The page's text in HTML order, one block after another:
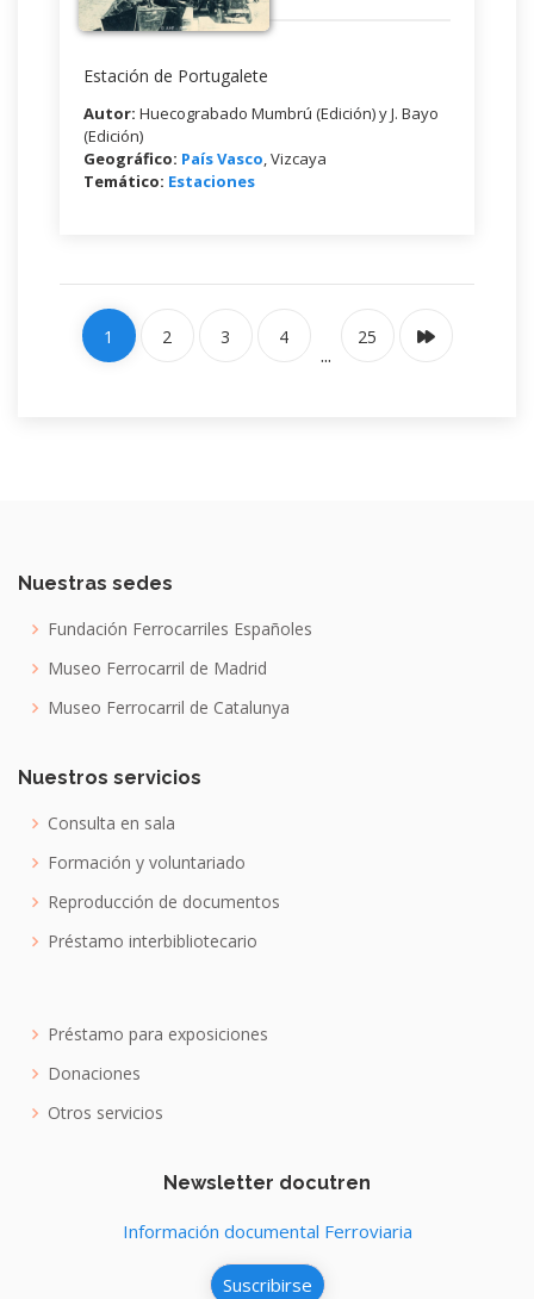
Estación de Portugalete
Autor: Huecograbado Mumbrú (Edición) y J. Bayo
(Edición)
Geográfico: País Vasco, Vizcaya
Temático: Estaciones
1 2 3 4
...
25
Nuestras sedes
Fundación Ferrocarriles Españoles
Museo Ferrocarril de Madrid
Museo Ferrocarril de Catalunya
Nuestros servicios
Consulta en sala
Formación y voluntariado
Reproducción de documentos
Préstamo interbibliotecario
Préstamo para exposiciones
Donaciones
Otros servicios
Newsletter docutren
Información documental Ferroviaria
Suscribirse